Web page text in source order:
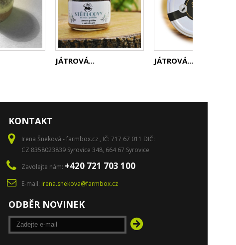
JÁTROVÁ... JÁTROVÁ...
KONTAKT
Irena Šneková - farmbox.cz , IČ: 717 67 011 DIČ:
CZ 8358023839 Syrovice 348, 664 67 Syrovice
Zavolejte nám: +420 721 703 100
E-mail: irena.snekova@farmbox.cz
ODBĚR NOVINEK